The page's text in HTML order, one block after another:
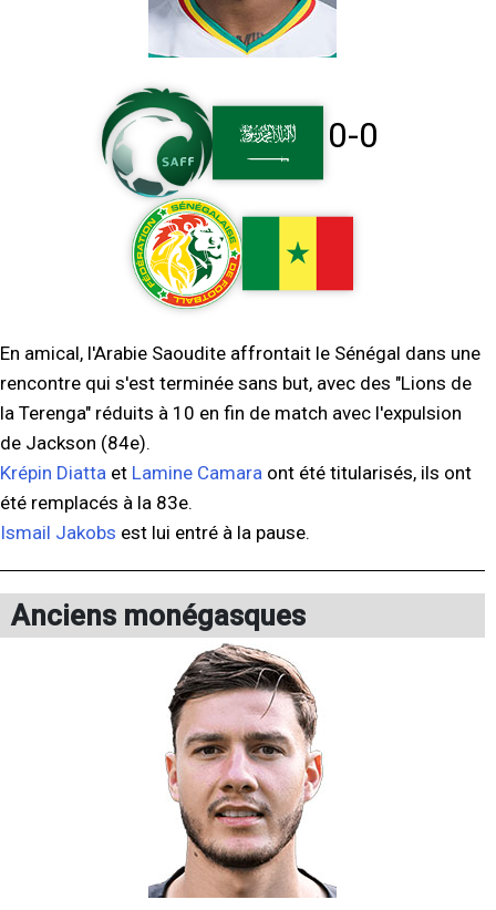
0-0
En amical, l'Arabie Saoudite affrontait le Sénégal dans une
rencontre qui s'est terminée sans but, avec des "Lions de
la Terenga" réduits à 10 en fin de match avec l'expulsion
de Jackson (84e).
Krépin Diatta et Lamine Camara ont été titularisés, ils ont
été remplacés à la 83e.
Ismail Jakobs est lui entré à la pause.
Anciens monégasques